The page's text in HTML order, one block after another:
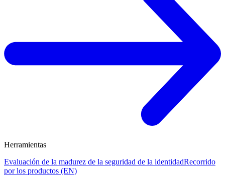
Herramientas
Evaluación de la madurez de la seguridad de la identidadRecorrido
por los productos (EN)